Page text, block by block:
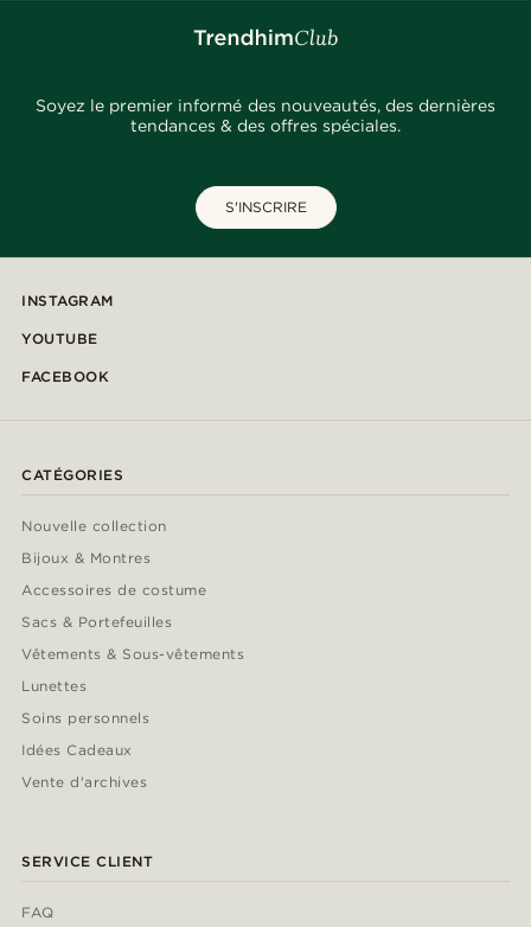
Soyez le premier informé des nouveautés, des dernières
tendances & des offres spéciales.
S'INSCRIRE
INSTAGRAM
YOUTUBE
FACEBOOK
CATÉGORIES
Nouvelle collection
Bijoux & Montres
Accessoires de costume
Sacs & Portefeuilles
Vêtements & Sous-vêtements
Lunettes
Soins personnels
Idées Cadeaux
Vente d'archives
SERVICE CLIENT
FAQ